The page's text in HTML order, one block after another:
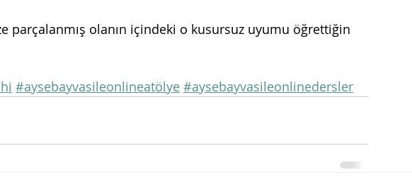
parçalanmış olanın içindeki o kusursuz uyumu öğrettiğin
#aysebayvasileonlineatölye #aysebayvasileonlinedersler